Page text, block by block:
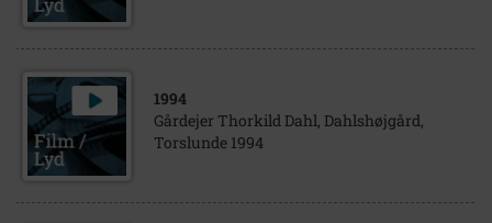
1994
Gårdejer Thorkild Dahl, Dahlshøjgård,
Torslunde 1994